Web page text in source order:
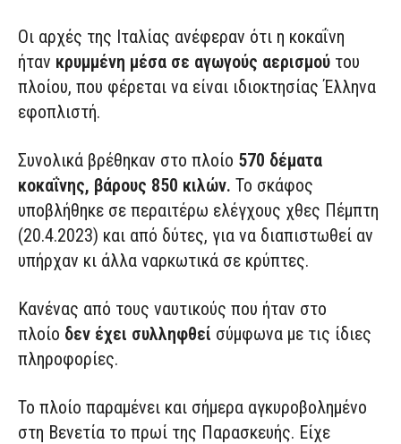
Οι αρχές της Ιταλίας ανέφεραν ότι η κοκαΐνη
ήταν κρυμμένη μέσα σε αγωγούς αερισμού του
πλοίου, που φέρεται να είναι ιδιοκτησίας Έλληνα
εφοπλιστή.
Συνολικά βρέθηκαν στο πλοίο 570 δέματα
κοκαΐνης, βάρους 850 κιλών. Το σκάφος
υποβλήθηκε σε περαιτέρω ελέγχους χθες Πέμπτη
(20.4.2023) και από δύτες, για να διαπιστωθεί αν
υπήρχαν κι άλλα ναρκωτικά σε κρύπτες.
Κανένας από τους ναυτικούς που ήταν στο
πλοίο δεν έχει συλληφθεί σύμφωνα με τις ίδιες
πληροφορίες.
Το πλοίο παραμένει και σήμερα αγκυροβολημένο
στη Βενετία το πρωί της Παρασκευής. Είχε